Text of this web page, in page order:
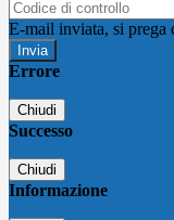
E-mail inviata, si prega
Errore
Chiudi
Successo
Chiudi
Informazione